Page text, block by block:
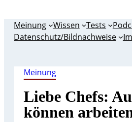
Meinung Wissen Tests
Datenschutz/Bildnachweise
Meinung
Liebe Chefs:
können